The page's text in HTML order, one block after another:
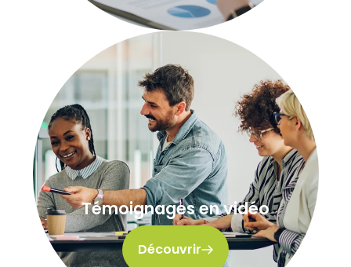
Témoignages en vidéo
Découvrir